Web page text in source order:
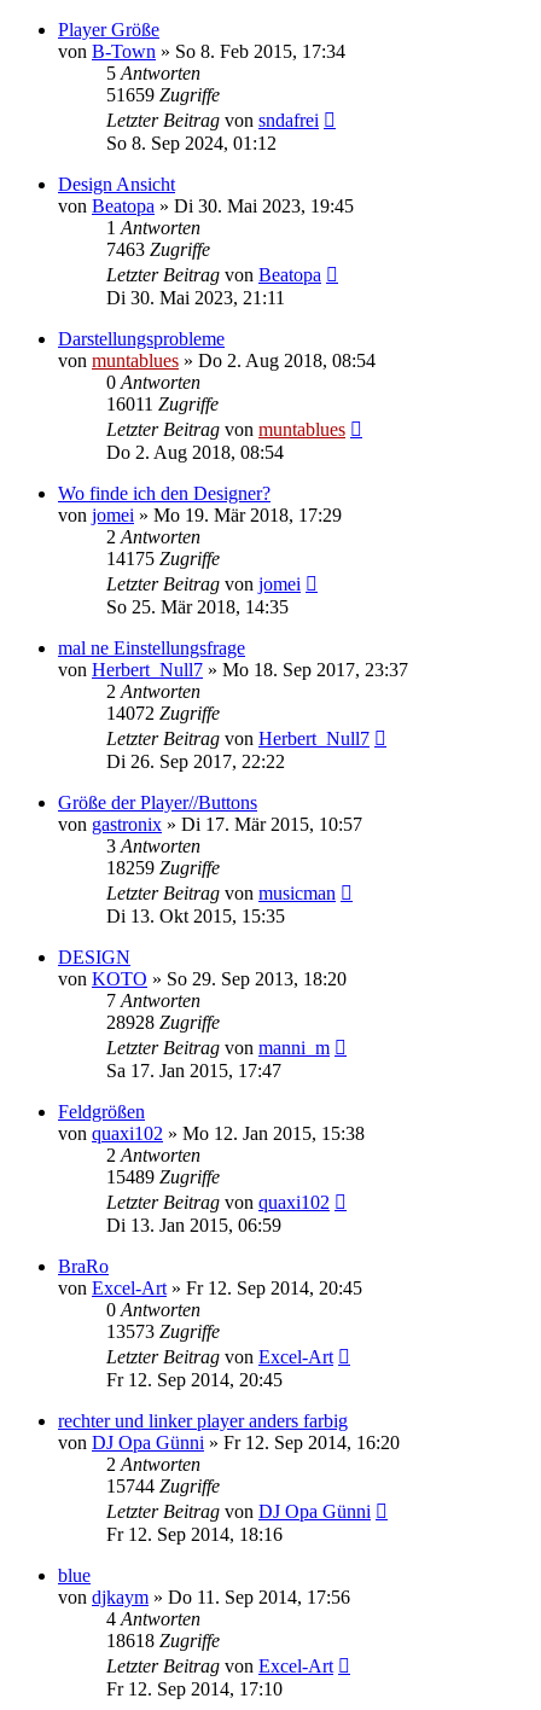
Player Größe
von B-Town » So 8. Feb 2015, 17:34
5 Antworten
51659 Zugriffe
Letzter Beitrag von sndafrei
So 8. Sep 2024, 01:12
Design Ansicht
von Beatopa » Di 30. Mai 2023, 19:45
1 Antworten
7463 Zugriffe
Letzter Beitrag von Beatopa
Di 30. Mai 2023, 21:11
Darstellungsprobleme
von muntablues » Do 2. Aug 2018, 08:54
0 Antworten
16011 Zugriffe
Letzter Beitrag von muntablues
Do 2. Aug 2018, 08:54
Wo finde ich den Designer?
von jomei » Mo 19. Mär 2018, 17:29
2 Antworten
14175 Zugriffe
Letzter Beitrag von jomei
So 25. Mär 2018, 14:35
mal ne Einstellungsfrage
von Herbert_Null7 » Mo 18. Sep 2017, 23:37
2 Antworten
14072 Zugriffe
Letzter Beitrag von Herbert_Null7
Di 26. Sep 2017, 22:22
Größe der Player//Buttons
von gastronix » Di 17. Mär 2015, 10:57
3 Antworten
18259 Zugriffe
Letzter Beitrag von musicman
Di 13. Okt 2015, 15:35
DESIGN
von KOTO » So 29. Sep 2013, 18:20
7 Antworten
28928 Zugriffe
Letzter Beitrag von manni_m
Sa 17. Jan 2015, 17:47
Feldgrößen
von quaxi102 » Mo 12. Jan 2015, 15:38
2 Antworten
15489 Zugriffe
Letzter Beitrag von quaxi102
Di 13. Jan 2015, 06:59
BraRo
von Excel-Art » Fr 12. Sep 2014, 20:45
0 Antworten
13573 Zugriffe
Letzter Beitrag von Excel-Art
Fr 12. Sep 2014, 20:45
rechter und linker player anders farbig
von DJ Opa Günni » Fr 12. Sep 2014, 16:20
2 Antworten
15744 Zugriffe
Letzter Beitrag von DJ Opa Günni
Fr 12. Sep 2014, 18:16
blue
von djkaym » Do 11. Sep 2014, 17:56
4 Antworten
18618 Zugriffe
Letzter Beitrag von Excel-Art
Fr 12. Sep 2014, 17:10